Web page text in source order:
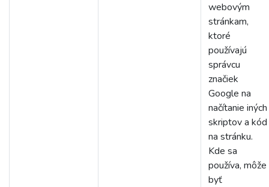
webovým
stránkam,
ktoré
používajú
správcu
značiek
Google na
načítanie iných
skriptov a kód
na stránku.
Kde sa
používa, môže
byť